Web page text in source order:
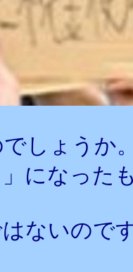
しょうか
になった
ないので